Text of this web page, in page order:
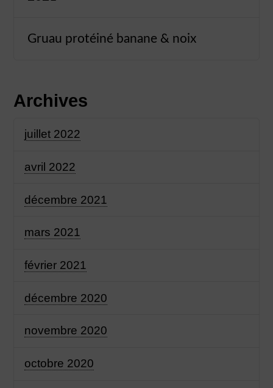
Gruau protéiné banane & noix
Archives
juillet 2022
avril 2022
décembre 2021
mars 2021
février 2021
décembre 2020
novembre 2020
octobre 2020